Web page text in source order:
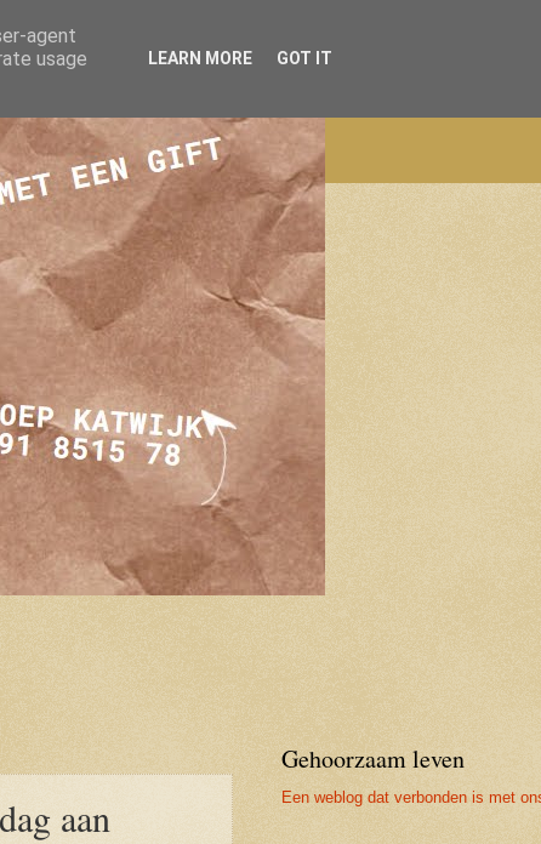
aan
Gehoorzaam leven
Een weblog dat verbonden is met
agent
usage
LEARN MORE GOT IT